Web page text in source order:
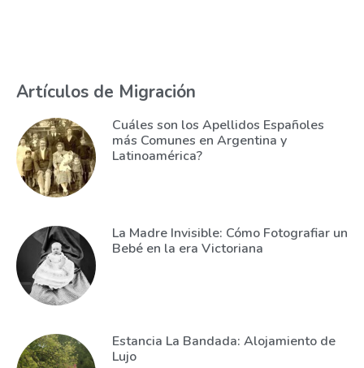
Artículos de Migración
Cuáles son los Apellidos Españoles
más Comunes en Argentina y
Latinoamérica?
La Madre Invisible: Cómo Fotografiar un
Bebé en la era Victoriana
Estancia La Bandada: Alojamiento de
Lujo